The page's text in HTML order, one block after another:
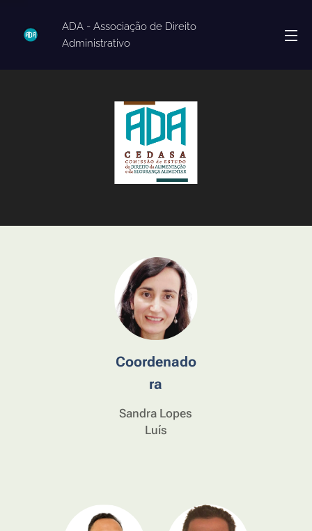
ADA - Associação de Direito
Administrativo
Coordenado
ra
Sandra Lopes
Luís